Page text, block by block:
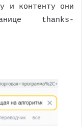
и контенту они
thanks-